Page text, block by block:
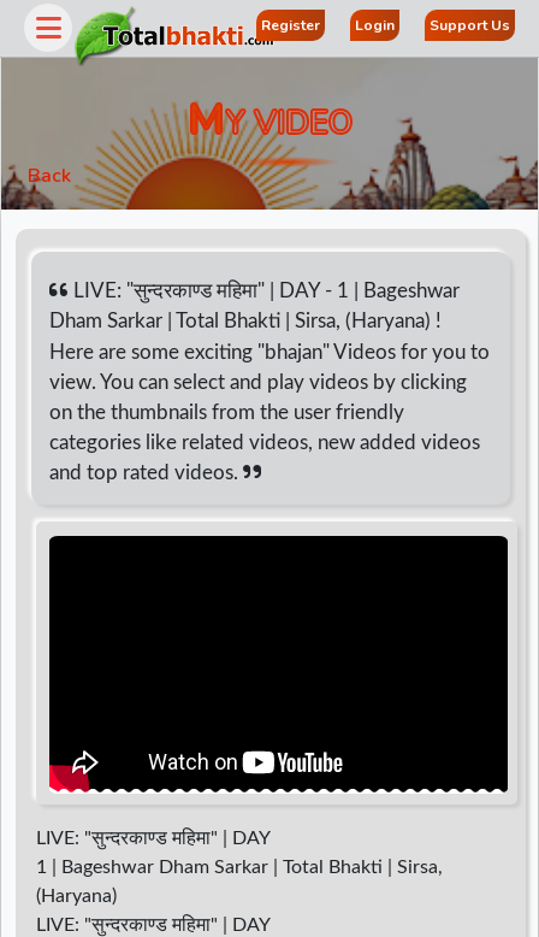
Register Login Support Us
MY VIDEO
Back
LIVE: "सुन्दरकाण्ड महिमा" | DAY - 1 | Bageshwar
Dham Sarkar | Total Bhakti | Sirsa, (Haryana) !
Here are some exciting "bhajan" Videos for you to
view. You can select and play videos by clicking
on the thumbnails from the user friendly
categories like related videos, new added videos
and top rated videos.
LIVE: "सुन्दरकाण्ड महिमा" | DAY
1 | Bageshwar Dham Sarkar | Total Bhakti | Sirsa,
(Haryana)
LIVE: "सुन्दरकाण्ड महिमा" | DAY